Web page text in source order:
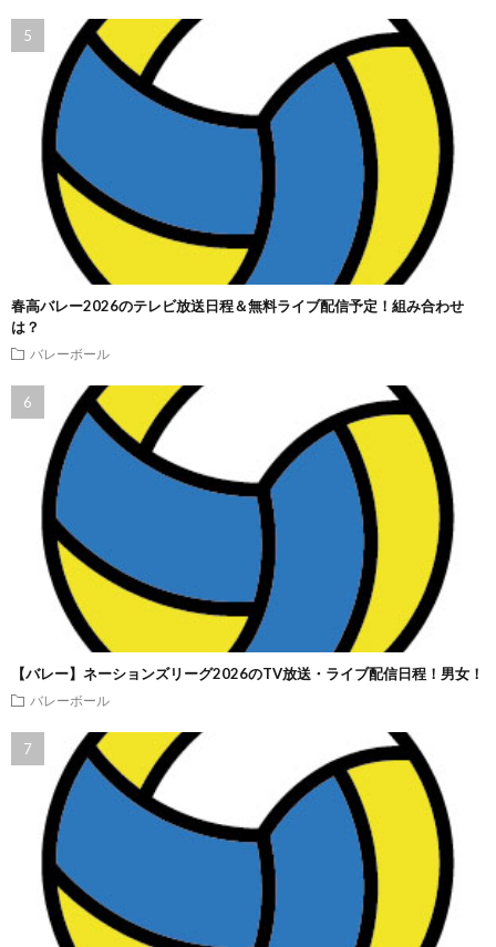
春高バレー2026のテレビ放送日程＆無料ライブ配信予定！組み合わせ
は？
バレーボール
【バレー】ネーションズリーグ2026のTV放送・ライブ配信日程！男女！
バレーボール